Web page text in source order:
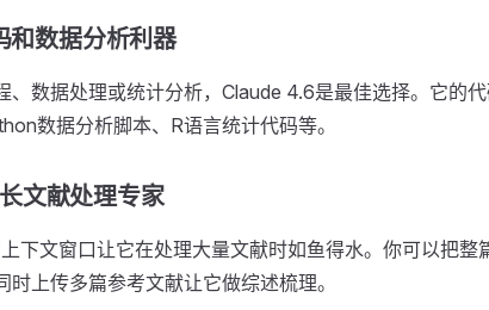
和数据分析利器
、数据处理或统计分析，Claude 4.6是最佳选择。它的
数据分析脚本、R语言统计代码等。
文献处理专家
下文窗口让它在处理大量文献时如鱼得水。你可以把整
上传多篇参考文献让它做综述梳理。